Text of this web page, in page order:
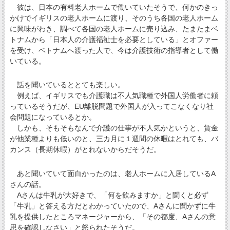
彼は、日本の有料老人ホームで働いていたそうで、何かのきっ
かけでイギリスの老人ホームに渡り、そのうち各国の老人ホーム
に興味がわき、調べて各国の老人ホームに売り込み、たまたまベ
トナムから「日本人の介護福祉士を必要としている」とオファー
を受け、ベトナムへ渡った人で、今は介護技術の指導者として働
いている。
話を聞いているととても楽しい。
例えば、イギリスでも介護職は不人気職種で外国人労働者に頼
っているそうだが、EU離脱問題で外国人が入ってこなくなり社
会問題になっているとか。
しかも、そもそもなんで介護の仕事が不人気かというと、賃金
が他業種よりも低いのと、三カ月に１週間の休暇はとれても、バ
カンス（長期休暇）がとれないからだそうだ。
あと聞いていて面白かったのは、老人ホームに入居しているA
さんの話。
Aさんは牛乳が大好きで、「何を飲みますか」と聞くと必ず
「牛乳」と答える方だとわかっていたので、Aさんに聞かずに牛
乳を提供したところマネージャーから、「その都度、Aさんの意
思を確認しなさい」と怒られたそうだ。